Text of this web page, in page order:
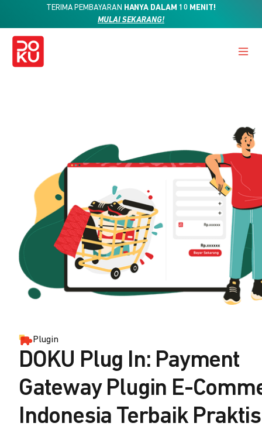
TERIMA PEMBAYARAN HANYA DALAM 10 MENIT!
MULAI SEKARANG!
Plugin
DOKU Plug In: Payment
Gateway Plugin E-
Indonesia Terbaik Praktis